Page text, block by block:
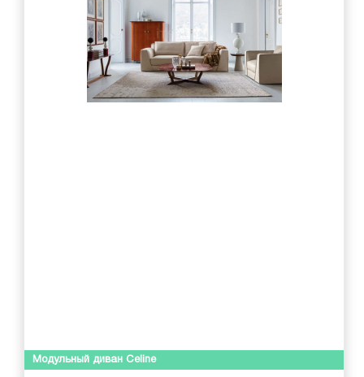
Модульный диван Celine